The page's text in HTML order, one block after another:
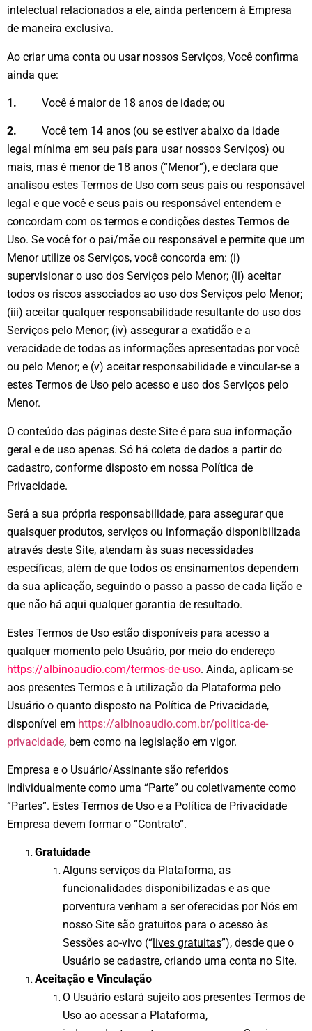
intelectual relacionados a ele, ainda pertencem à Empresa
de maneira exclusiva.
Ao criar uma conta ou usar nossos Serviços, Você confirma
ainda que:
1. Você é maior de 18 anos de idade; ou
2. Você tem 14 anos (ou se estiver abaixo da idade
legal mínima em seu país para usar nossos Serviços) ou
mais, mas é menor de 18 anos (“Menor”), e declara que
analisou estes Termos de Uso com seus pais ou responsável
legal e que você e seus pais ou responsável entendem e
concordam com os termos e condições destes Termos de
Uso. Se você for o pai/mãe ou responsável e permite que um
Menor utilize os Serviços, você concorda em: (i)
supervisionar o uso dos Serviços pelo Menor; (ii) aceitar
todos os riscos associados ao uso dos Serviços pelo Menor;
(iii) aceitar qualquer responsabilidade resultante do uso dos
Serviços pelo Menor; (iv) assegurar a exatidão e a
veracidade de todas as informações apresentadas por você
ou pelo Menor; e (v) aceitar responsabilidade e vincular-se a
estes Termos de Uso pelo acesso e uso dos Serviços pelo
Menor.
O conteúdo das páginas deste Site é para sua informação
geral e de uso apenas. Só há coleta de dados a partir do
cadastro, conforme disposto em nossa Política de
Privacidade.
Será a sua própria responsabilidade, para assegurar que
quaisquer produtos, serviços ou informação disponibilizada
através deste Site, atendam às suas necessidades
específicas, além de que todos os ensinamentos dependem
da sua aplicação, seguindo o passo a passo de cada lição e
que não há aqui qualquer garantia de resultado.
Estes Termos de Uso estão disponíveis para acesso a
qualquer momento pelo Usuário, por meio do endereço
https://albinoaudio.com/termos-de-uso. Ainda, aplicam-se
aos presentes Termos e à utilização da Plataforma pelo
Usuário o quanto disposto na Política de Privacidade,
disponível em https://albinoaudio.com.br/politica-de-
privacidade, bem como na legislação em vigor.
Empresa e o Usuário/Assinante são referidos
individualmente como uma “Parte” ou coletivamente como
“Partes”. Estes Termos de Uso e a Política de Privacidade
Empresa devem formar o “Contrato“.
Gratuidade
Alguns serviços da Plataforma, as
funcionalidades disponibilizadas e as que
porventura venham a ser oferecidas por Nós em
nosso Site são gratuitos para o acesso às
Sessões ao-vivo (“ lives gratuitas”), desde que o
Usuário se cadastre, criando uma conta no Site.
Aceitação e Vinculação
O Usuário estará sujeito aos presentes Termos de
Uso ao acessar a Plataforma,